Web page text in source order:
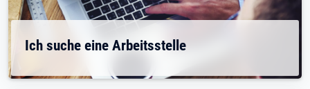
Ich suche eine Arbeitsstelle